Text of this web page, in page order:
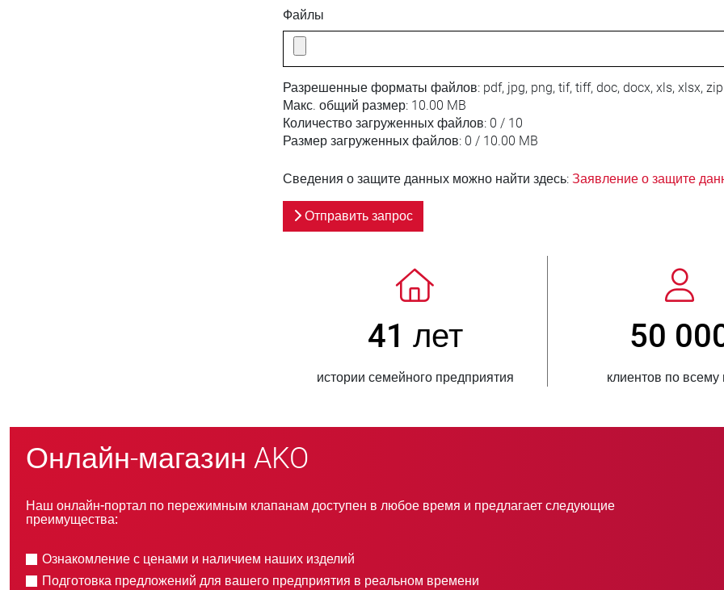
Файлы
Разрешенные форматы файлов: pdf, jpg, png, tif, tiff, doc, docx, xls, xlsx, zip
Макс. общий размер: 10.00 MB
Количество загруженных файлов: 0 / 10
Размер загруженных файлов: 0 / 10.00 MB
Сведения о защите данных можно найти здесь: Заявление о защите
Отправить запрос
новых клиентов в год
> 3 500 000
проданных единиц продукции
Онлайн-магазин AKO
Наш онлайн-портал по пережимным клапанам доступен в любое время и предлагает следующие
преимущества:
Ознакомление с ценами и наличием наших изделий
Подготовка предложений для вашего предприятия в реальном времени